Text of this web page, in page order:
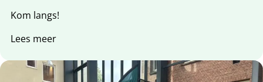
Kom langs!
Lees meer